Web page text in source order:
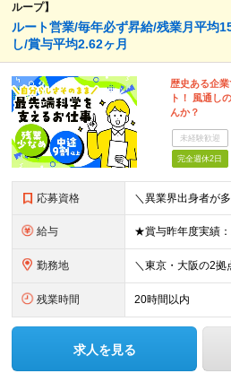
ループ】
ルート営業/毎年必ず昇給/残業月平均
し/賞与平均2.62ヶ月
歴史ある企
ト！ 風通し
んか？
未経験歓迎
完全週休2日
応募資格
給与
勤務地
残業時間 20時間以内
求人を見る